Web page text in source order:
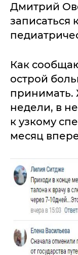
Дмитрий
записаться
Как
острой
принимать.
недели, в
к узкому
месяц